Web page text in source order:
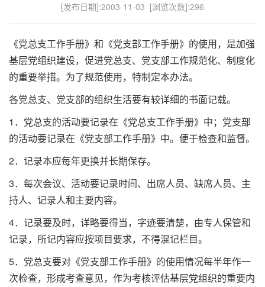
[发布日期]:2003-11-03 [浏览次数]:296
《党总支工作手册》和《党支部工作手册》的使用，是加强
基层党组织建设，促进党总支、党支部工作规范化、制度化
的重要举措。为了规范使用，特制定本办法。
各党总支、党支部的组织生活要有较详细的书面记载。
1．党总支的活动要记录在《党总支工作手册》中；党支部
的活动要记录在《党支部工作手册》中。便于检查和监督。
2．记录本应每年更换并长期保存。
3．每次会议、活动要记录时间、出席人员、缺席人员、主
持人、记录人和主要内容。
4．记录要及时，详略要得当，字迹要清楚，由专人保管和
记录，所记内容应按项目要求，不得混记栏目。
5．党总支要对《党支部工作手册》的使用情况每半年作一
次检查，形成考查意见，作为考核评估基层党组织的重要内